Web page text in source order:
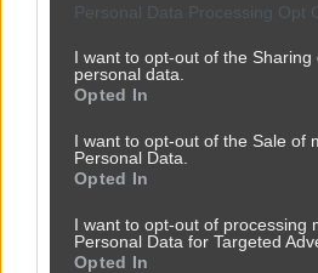
Personal Data Processing Opt
I want to opt-out of the Sharing
personal data.
Opted In
I want to opt-out of the Sale of
Personal Data.
Opted In
I want to opt-out of processing
Personal Data for Targeted
Opted In